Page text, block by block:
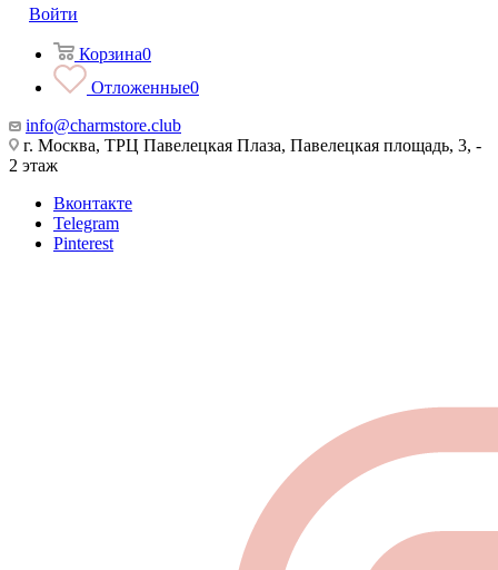
Войти
Корзина0
Отложенные0
info@charmstore.club
г. Москва, ТРЦ Павелецкая Плаза, Павелецкая площадь, 3, -
2 этаж
Вконтакте
Telegram
Pinterest